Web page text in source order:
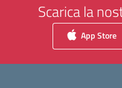
Scarica la
App Store